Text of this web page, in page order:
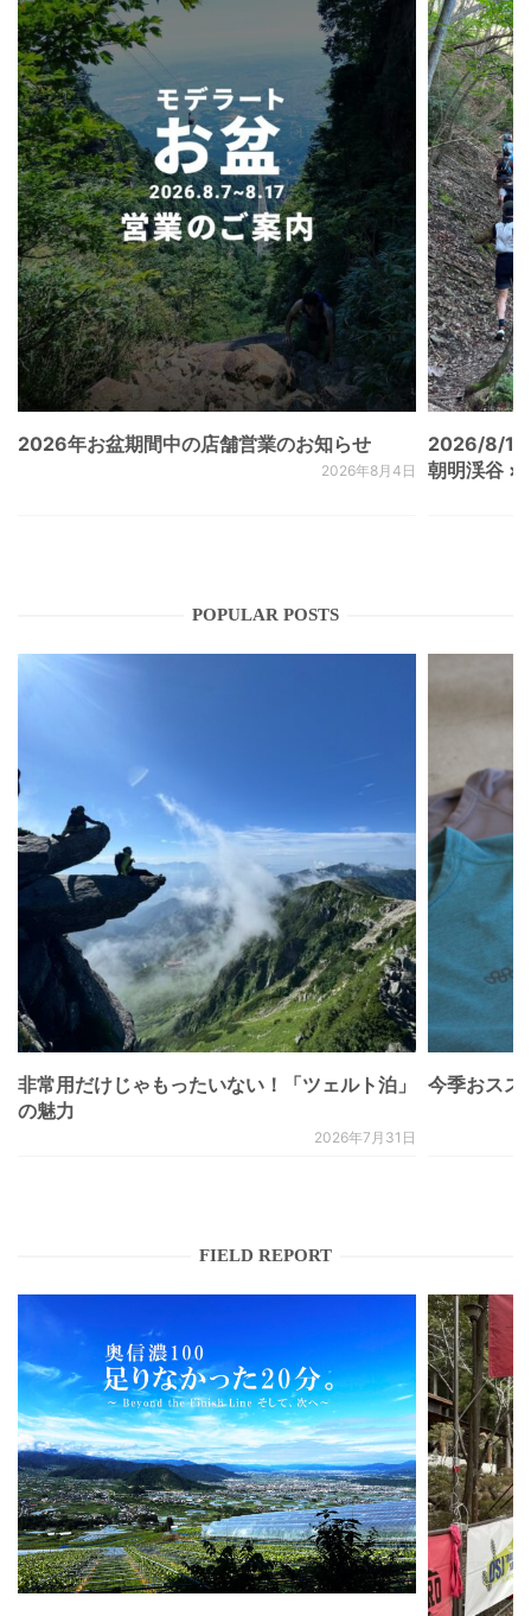
2026年お盆期間中の店舗営業のお知らせ
2026年8月4日
2026/8/
朝明渓谷 ×
POPULAR POSTS
非常用だけじゃもったいない！「ツェルト泊」
の魅力
2026年7月31日
今季おスス
FIELD REPORT